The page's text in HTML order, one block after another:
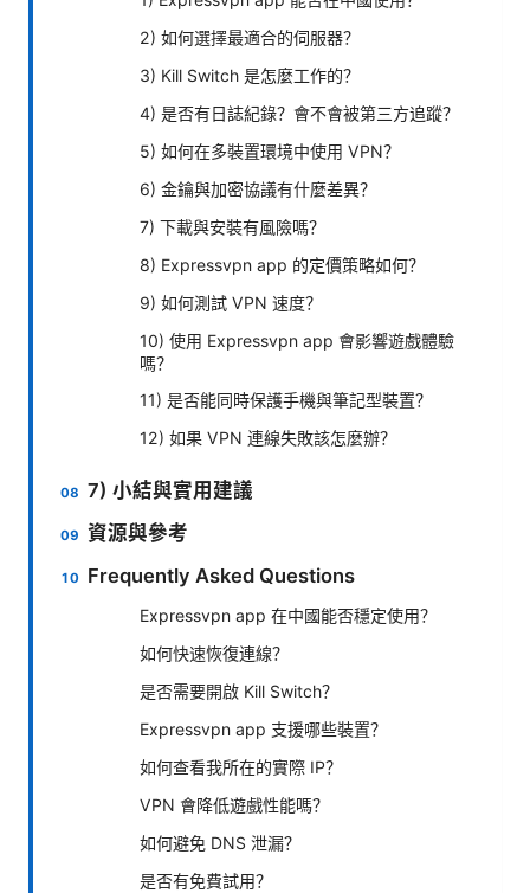
2) 如何選擇最適合的伺服器？
3) Kill Switch 是怎麼工作的？
4) 是否有日誌紀錄？會不會被第三方追蹤？
5) 如何在多裝置環境中使用 VPN？
6) 金鑰與加密協議有什麼差異？
7) 下載與安裝有風險嗎？
8) Expressvpn app 的定價策略如何？
9) 如何測試 VPN 速度？
10) 使用 Expressvpn app 會影響遊戲體驗
嗎？
11) 是否能同時保護手機與筆記型裝置？
12) 如果 VPN 連線失敗該怎麼辦？
7) 小結與實用建議
資源與參考
Frequently Asked Questions
Expressvpn app 在中國能否穩定使用？
如何快速恢復連線？
是否需要開啟 Kill Switch？
Expressvpn app 支援哪些裝置？
如何查看我所在的實際 IP？
VPN 會降低遊戲性能嗎？
如何避免 DNS 泄漏？
是否有免費試用？